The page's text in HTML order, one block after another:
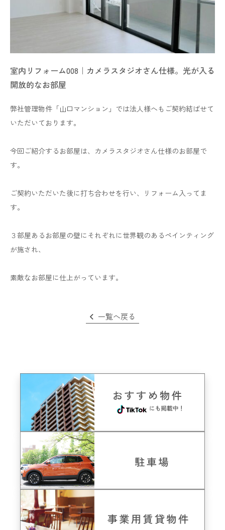
室内リフォーム008｜カメラスタジオさん仕様。光が入る
開放的なお部屋
弊社管理物件「山口マンション」では法人様へもご契約結ばせて
いただいております。
今回ご紹介するお部屋は、カメラスタジオさん仕様のお部屋で
す。
ご契約いただいた後に打ち合わせを行い、リフォーム入ってま
す。
３部屋あるお部屋の壁にそれぞれに世界観のあるペインティング
が施され、
素敵なお部屋に仕上がっています。
一覧へ戻る